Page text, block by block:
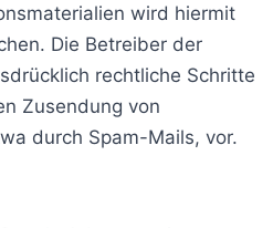
wird hiermit
Die Betreiber der
rechtliche Schritte
Zusendung von
durch Spam-Mails, vor.